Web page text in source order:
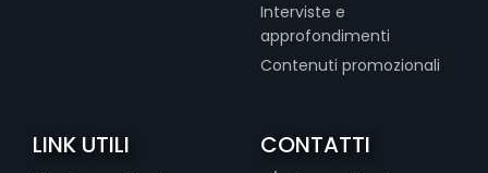
Interviste e
approfondimenti
Contenuti promozionali
LINK UTILI CONTATTI